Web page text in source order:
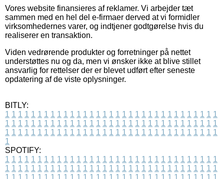
Vores website finansieres af reklamer. Vi arbejder tæt
sammen med en hel del e-firmaer derved at vi formidler
virksomhedernes varer, og indtjener godtgørelse hvis du
realiserer en transaktion.
Viden vedrørende produkter og forretninger på nettet
understøttes nu og da, men vi ønsker ikke at blive stillet
ansvarlig for rettelser der er blevet udført efter seneste
opdatering af de viste oplysninger.
BITLY:
1 1 1 1 1 1 1 1 1 1 1 1 1 1 1 1 1 1 1 1 1 1 1 1 1 1 1 1 1 1 1 1 1
1 1 1 1 1 1 1 1 1 1 1 1 1 1 1 1 1 1 1 1 1 1 1 1 1 1 1 1 1 1 1 1 1
1 1 1 1 1 1 1 1 1 1 1 1 1 1 1 1 1 1 1 1 1 1 1 1 1 1 1 1 1 1 1 1 1
1
SPOTIFY:
1 1 1 1 1 1 1 1 1 1 1 1 1 1 1 1 1 1 1 1 1 1 1 1 1 1 1 1 1 1 1 1 1
1 1 1 1 1 1 1 1 1 1 1 1 1 1 1 1 1 1 1 1 1 1 1 1 1 1 1 1 1 1 1 1 1
1 1 1 1 1 1 1 1 1 1 1 1 1 1 1 1 1 1 1 1 1 1 1 1 1 1 1 1 1 1 1 1 1